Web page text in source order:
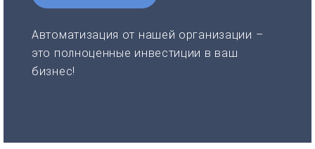
Автоматизация от нашей организации –
это полноценные инвестиции в ваш
бизнес!